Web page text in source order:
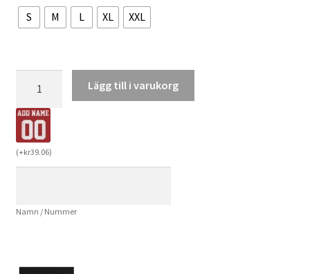
S
M L XL XXL
2026
Bortatröja
Ousmane
Dembélé
Herr
Lägg till i varukorg
(+kr39.06)
Namn / Nummer